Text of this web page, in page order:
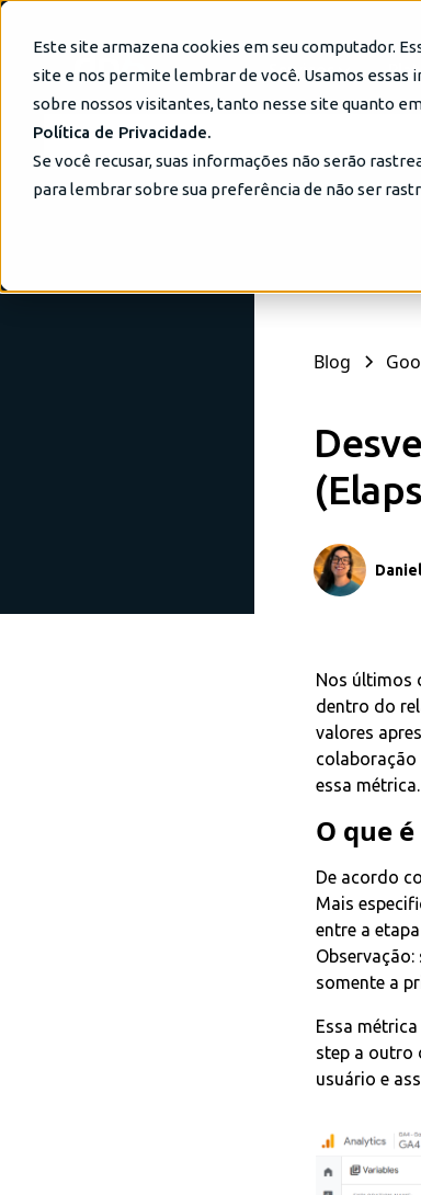
Este site armazena cookies em seu computador.
site e nos permite lembrar de você. Usamos
sobre nossos visitantes, tanto nesse site quanto
Política de Privacidade.
Se você recusar, suas informações não serão
para lembrar sobre sua preferência de não ser
Serviços
Blog
Nos últimos
dentro do
valores
colaboração
essa métrica.
O que
De acordo
Mais
entre a
somente a
Essa
step a outro
usuário e